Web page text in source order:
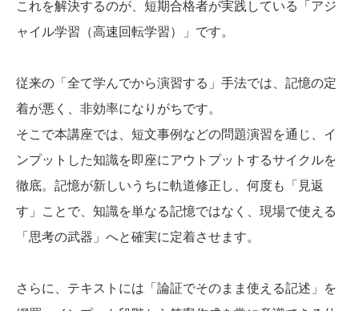
これを解決するのが、短期合格者が実践している「アジ
ャイル学習（高速回転学習）」です。
従来の「全て学んでから演習する」手法では、記憶の定
着が悪く、非効率になりがちです。
そこで本講座では、短文事例などの問題演習を通じ、イ
ンプットした知識を即座にアウトプットするサイクルを
徹底。記憶が新しいうちに軌道修正し、何度も「見返
す」ことで、知識を単なる記憶ではなく、現場で使える
「思考の武器」へと確実に定着させます。
さらに、テキストには「論証でそのまま使える記述」を